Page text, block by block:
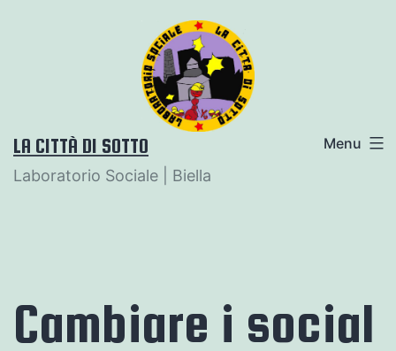
LA CITTÀ DI SOTTO
Laboratorio Sociale | Biella
Menu
Cambiare i social